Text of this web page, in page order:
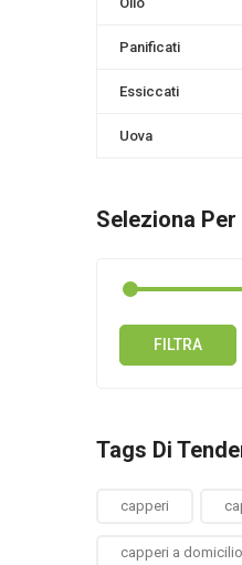
Panificati
Essiccati
Uova
Seleziona
FILTRA
Tags Di
capperi
capperi a domicilio